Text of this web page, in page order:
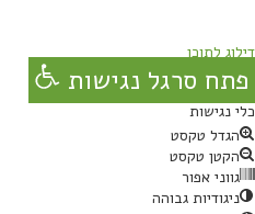
דילוג לתוכן
פתח סרגל נגישות
כלי נגישות
הגדל טקסט
הקטן טקסט
גווני אפור
ניגודיות גבוהה